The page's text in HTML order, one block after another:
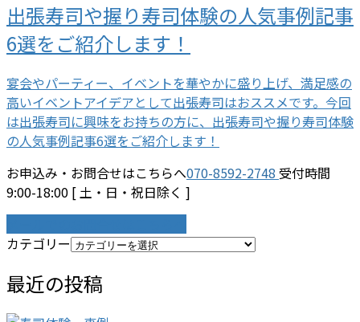
出張寿司や握り寿司体験の人気事例記事
6選をご紹介します！
宴会やパーティー、イベントを華やかに盛り上げ、満足感の
高いイベントアイデアとして出張寿司はおススメです。今回
は出張寿司に興味をお持ちの方に、出張寿司や握り寿司体験
の人気事例記事6選をご紹介します！
お申込み・お問合せはこちらへ070-8592-2748 受付時間
9:00-18:00 [ 土・日・祝日除く ]
カテゴリー
最近の投稿